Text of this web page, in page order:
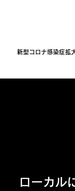
新型コロナ感染症拡
ローカル